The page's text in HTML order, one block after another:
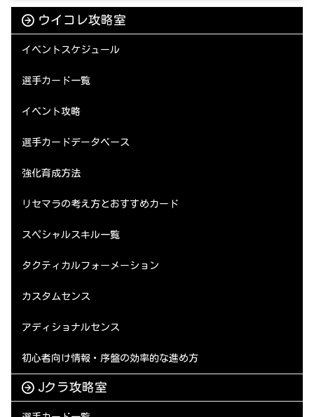
ウイコレ攻略室
イベントスケジュール
選手カード一覧
イベント攻略
選手カードデータベース
強化育成方法
リセマラの考え方とおすすめカード
スペシャルスキル一覧
タクティカルフォーメーション
カスタムセンス
アディショナルセンス
初心者向け情報・序盤の効率的な進め方
Jクラ攻略室